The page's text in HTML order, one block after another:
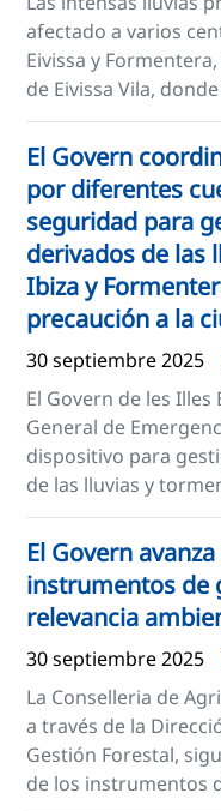
afectado a varios
Eivissa y
de Eivissa Vila,
El Govern
por diferentes
seguridad para
derivados de las
Ibiza y
precaución a la
30 septiembre 2025
El Govern de les
General de
dispositivo para
de las lluvias y
El Govern
instrumentos de
relevancia
30 septiembre 2025
La Conselleria de
a través de la
Gestión Forestal,
de los instrumentos